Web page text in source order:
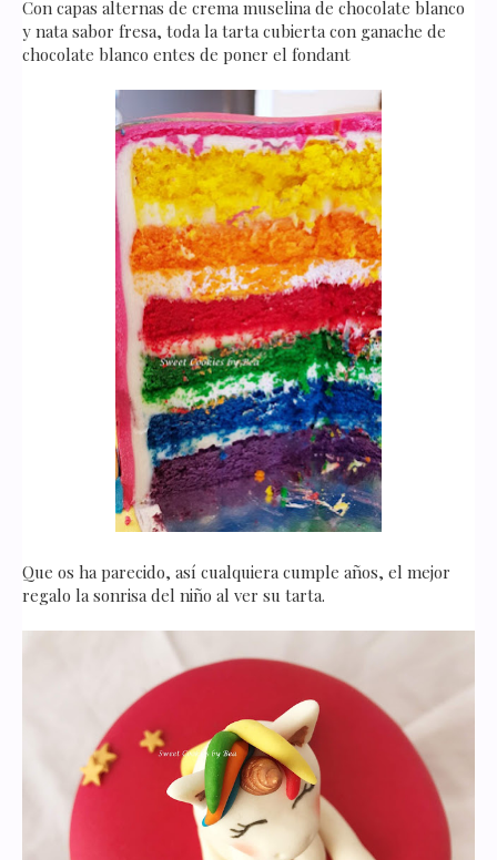
Con capas alternas de crema muselina de chocolate blanco
y nata sabor fresa, toda la tarta cubierta con ganache de
chocolate blanco entes de poner el fondant
Que os ha parecido, así cualquiera cumple años, el mejor
regalo la sonrisa del niño al ver su tarta.